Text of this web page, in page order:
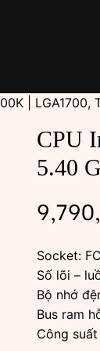
|
CPU
5.40
Socket:
Số lõi –
Bộ nhớ
Bus ram
Công